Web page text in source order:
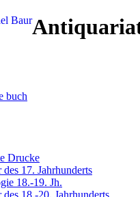
buch
Drucke
des 17. Jahrhunderts
18.-19. Jh.
des 18.-20. Jahrhunderts